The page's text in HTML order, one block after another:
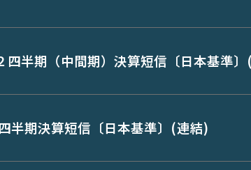
半期（中間期）決算短信〔日本基準〕
半期決算短信〔日本基準〕(連結)